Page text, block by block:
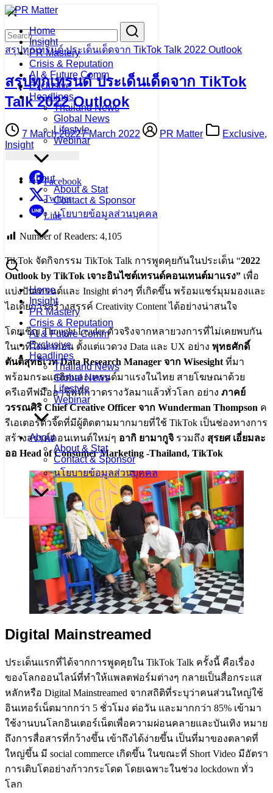
Skip
contentHome
Insight
PR Mastery
Crisis & Reputation
AI & Future Comm
Exclusive
Headlines
Thailand News
Global News
Lifestyle
Webinar
About
About & Stat
Contact & Sponsor
นโยบายข้อมูลส่วนบุคคล
Home
Insight
PR Mastery
Crisis & Reputation
AI & Future Comm
Exclusive
Headlines
Thailand News
Global News
Lifestyle
Webinar
About
About & Stat
Contact & Sponsor
นโยบายข้อมูลส่วนบุคคล
Search
for:
สรุปทุกเทรนด์ ประเด็นเด็ดจาก TikTok Talk 2022 Outlook
สรุปทุกเทรนด์ ประเด็นเด็ดจาก TikTok
Talk 2022 Outlook
7 March 20227 March 2022 PR Matter Exclusive,
Insight
Facebook
Twitter
Line
Number of Readers: 4,105
TikTok จัดกิจกรรม TikTok Talk การพูดคุยกันในประเด็น “2022
Outlook by TikTok เจาะอินไซต์เทรนด์คอนเทนต์มาแรง” เพื่อ
แบ่งปันเทรนด์และ Insight ต่างๆ ที่เกิดขึ้น พร้อมแชร์มุมมองและ
ไอเดียการสร้างสรรค์ Creativity Content ได้อย่างน่าสนใจ
โดยเชิญ Thought Leader ตัวจริงจากหลายวงการที่ไม่เคยพบกัน
ในเวทีใดมาก่อน ตั้งแต่แวดวง Data และ UX อย่าง พุทธศักดิ์
ตันติสุทธิเวท Data Research Manager จาก Wisesight ที่มา
พร้อมกระแสฮิตและเทรนด์มาแรงในไทย สายโฆษณาด้วย
ครีเอทีฟมืออาชีพที่กวาดรางวัลมาแล้วทั่วโลก อย่าง ภาคย์
วรรณศิริ Chief Creative Officer จาก Wunderman Thompson ค
รีเอเตอร์ตัวจี๊ดที่มีผู้ติดตามมากมายที่ใช้ TikTok เป็นช่องทางการ
สร้างสรรค์คอนเทนต์ใหม่ๆ อากิ ยามากูจิ รวมถึง สุรยศ เอี่ยมละ
ออ Head of Consumer Marketing -Thailand, TikTok
Digital Mainstreamed
ประเด็นแรกที่ได้จากการพูดคุยใน TikTok Talk ครั้งนี้ คือเรื่อง
ของโลกออนไลน์ที่ทำให้แพลตฟอร์มต่างๆ กลายเป็นสื่อกระแส
หลักหรือ Digital Mainstreamed จากสถิติที่ระบุว่าคนส่วนใหญ่ใช้
อินเทอร์เน็ตมากกว่า 5 ชั่วโมง ต่อวัน และมากกว่า 85% เข้ามา
ใช้งานบนโลกอินเตอร์เน็ตเพื่อความผ่อนคลายและบันเทิง หมาย
ถึงการสื่อสารที่กว้างขึ้น เข้าถึงได้ง่ายขึ้น เป็นที่มาของตลาดที่
ใหญ่ขึ้น มี social commerce เกิดขึ้น ในขณะที่ Short Video มีอัตรา
การเติบโตอย่างก้าวกระโดด โดยเฉพาะในช่วง lockdown ทั่ว
โลก